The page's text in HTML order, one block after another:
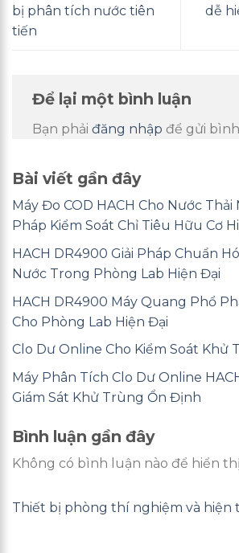
bị phân tích nước tiên
tiến
dễ
Để lại một bình luận
Bạn phải đăng nhập để gửi
Bài viết gần đây
Máy Đo COD HACH Cho Nước Thải
Pháp Kiểm Soát Chỉ Tiêu Hữu Cơ
HACH DR4900 Giải Pháp Chuẩn
Nước Trong Phòng Lab Hiện Đại
HACH DR4900 Máy Quang Phổ
Cho Phòng Lab Hiện Đại
Clo Dư Online Cho Kiểm Soát Khử
Máy Phân Tích Clo Dư Online
Giám Sát Khử Trùng Ổn Định
Bình luận gần đây
Không có bình luận nào để hiển
Thiết bị phòng thí nghiệm và hiện